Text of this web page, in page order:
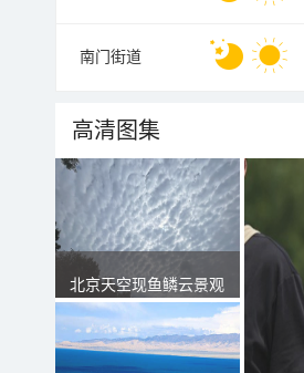
南门街道
高清图集
北京天空现鱼鳞云景观